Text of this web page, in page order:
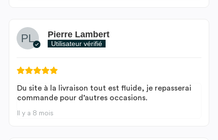
Pierre Lambert
Utilisateur vérifié
Du site à la livraison tout est fluide, je repasserai
commande pour d’autres occasions.
Il y a 8 mois